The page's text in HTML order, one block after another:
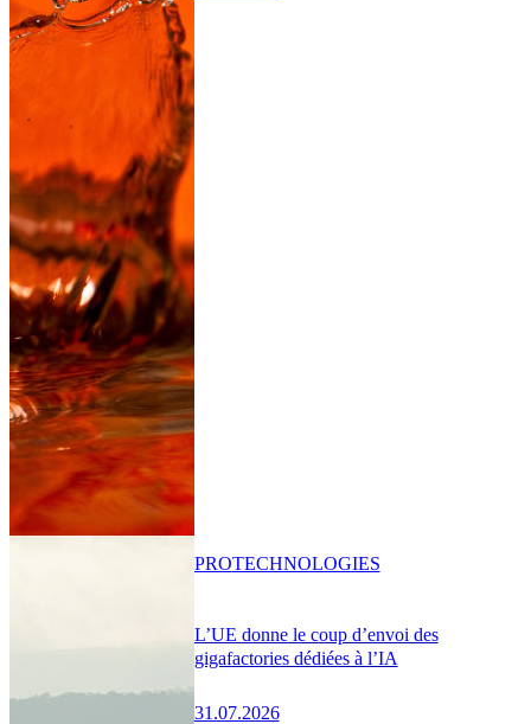
L’UE donne le coup d’envoi des
gigafactories dédiées à l’IA
31.07.2026
PROTECHNOLOGIES